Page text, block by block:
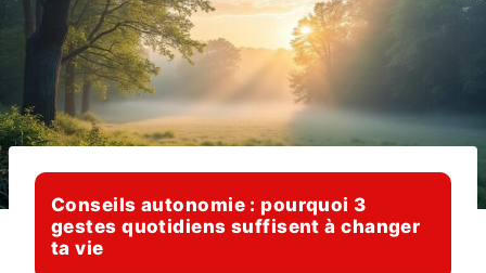
Conseils autonomie : pourquoi 3
gestes quotidiens suffisent à changer
ta vie